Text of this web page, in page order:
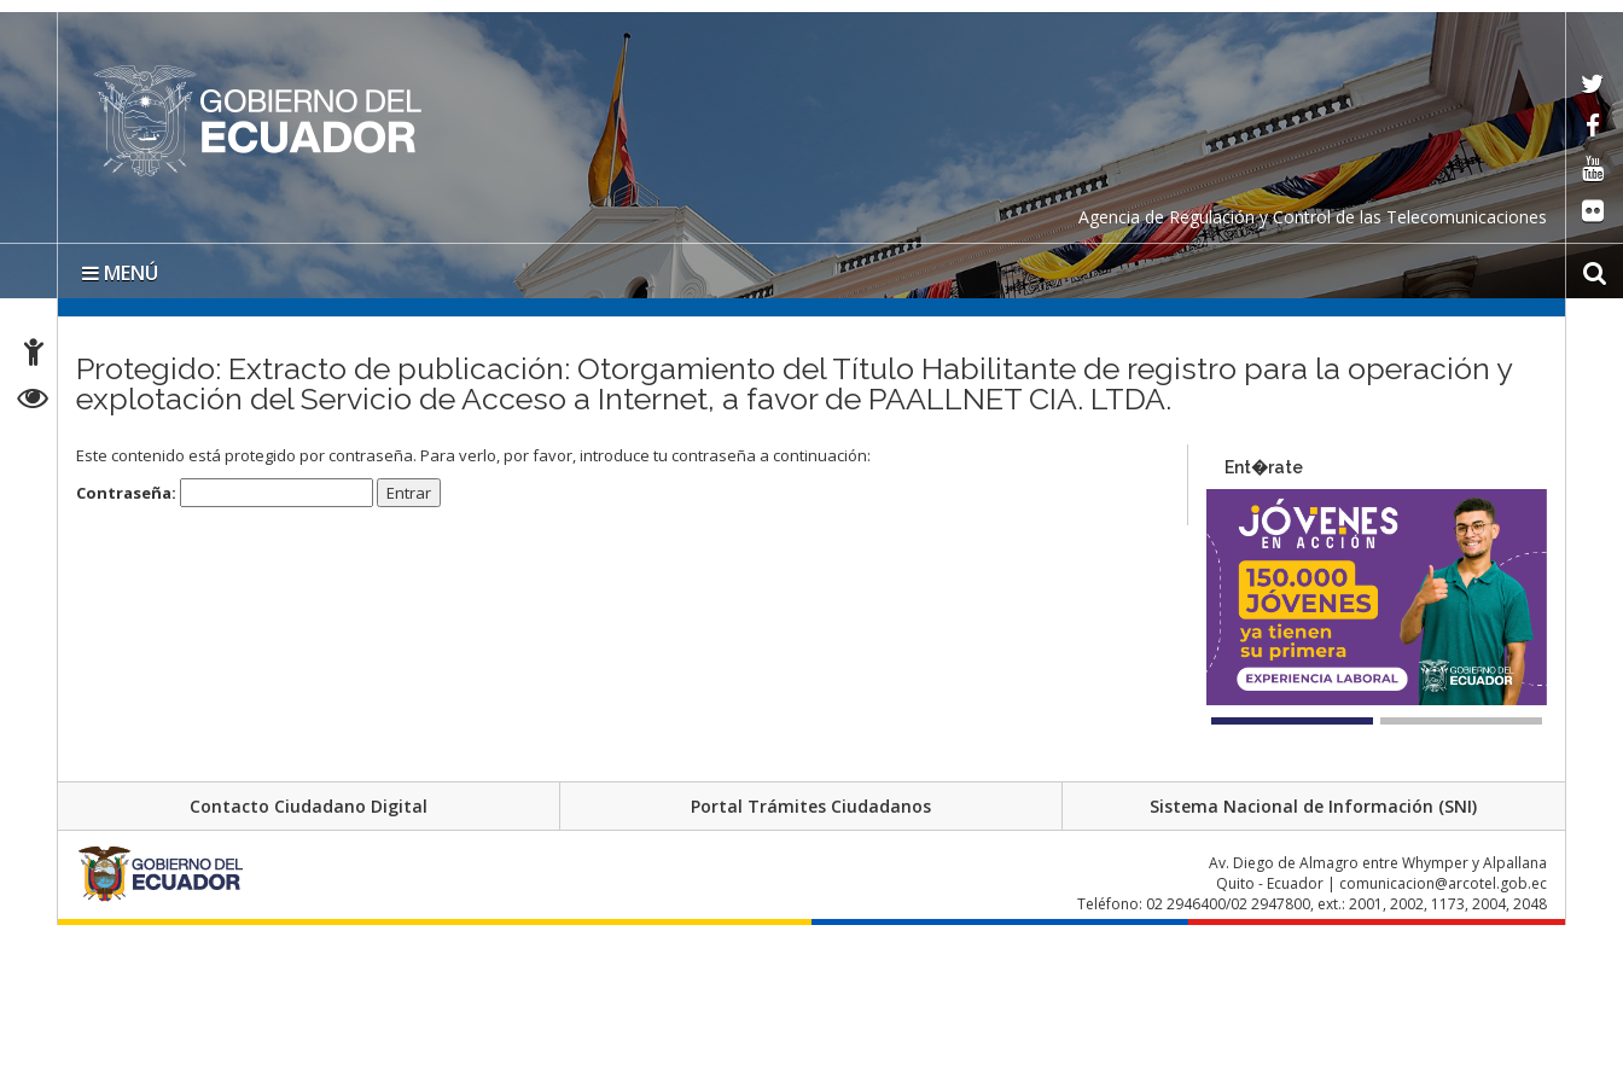
Agencia de Regulación y Control de las Telecomunicaciones
MENÚ
Protegido: Extracto de publicación: Otorgamiento del Título Habilitante de registro para la operación y
explotación del Servicio de Acceso a Internet, a favor de PAALLNET CIA. LTDA.
Este contenido está protegido por contraseña. Para verlo, por favor, introduce tu contraseña a continuación:
Contraseña:
Ent�rate
Contacto Ciudadano Digital Portal Trámites Ciudadanos Sistema Nacional de Información (SNI)
Av. Diego de Almagro entre Whymper y Alpallana
Quito - Ecuador | comunicacion@arcotel.gob.ec
Teléfono: 02 2946400/02 2947800, ext.: 2001, 2002, 1173, 2004, 2048